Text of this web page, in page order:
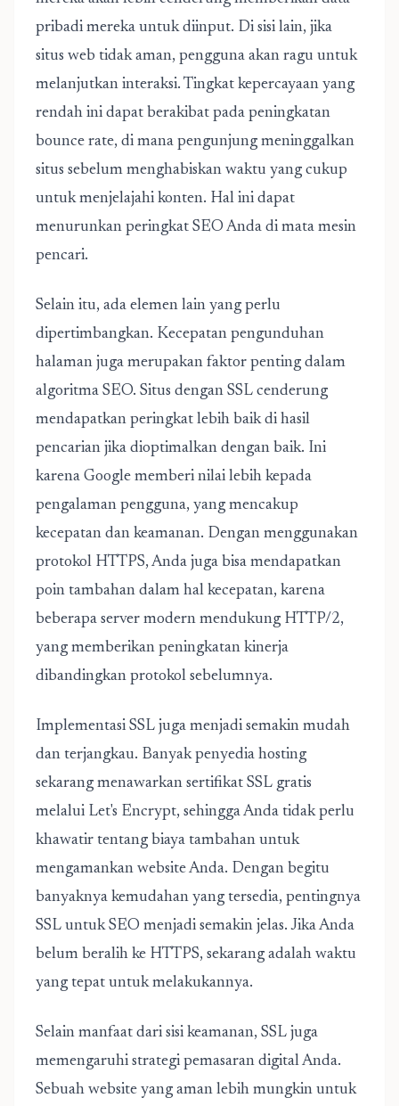
pribadi mereka untuk diinput. Di sisi lain, jika
situs web tidak aman, pengguna akan ragu untuk
melanjutkan interaksi. Tingkat kepercayaan yang
rendah ini dapat berakibat pada peningkatan
bounce rate, di mana pengunjung meninggalkan
situs sebelum menghabiskan waktu yang cukup
untuk menjelajahi konten. Hal ini dapat
menurunkan peringkat SEO Anda di mata mesin
pencari.
Selain itu, ada elemen lain yang perlu
dipertimbangkan. Kecepatan pengunduhan
halaman juga merupakan faktor penting dalam
algoritma SEO. Situs dengan SSL cenderung
mendapatkan peringkat lebih baik di hasil
pencarian jika dioptimalkan dengan baik. Ini
karena Google memberi nilai lebih kepada
pengalaman pengguna, yang mencakup
kecepatan dan keamanan. Dengan menggunakan
protokol HTTPS, Anda juga bisa mendapatkan
poin tambahan dalam hal kecepatan, karena
beberapa server modern mendukung HTTP/2,
yang memberikan peningkatan kinerja
dibandingkan protokol sebelumnya.
Implementasi SSL juga menjadi semakin mudah
dan terjangkau. Banyak penyedia hosting
sekarang menawarkan sertifikat SSL gratis
melalui Let's Encrypt, sehingga Anda tidak perlu
khawatir tentang biaya tambahan untuk
mengamankan website Anda. Dengan begitu
banyaknya kemudahan yang tersedia, pentingnya
SSL untuk SEO menjadi semakin jelas. Jika Anda
belum beralih ke HTTPS, sekarang adalah waktu
yang tepat untuk melakukannya.
Selain manfaat dari sisi keamanan, SSL juga
memengaruhi strategi pemasaran digital Anda.
Sebuah website yang aman lebih mungkin untuk